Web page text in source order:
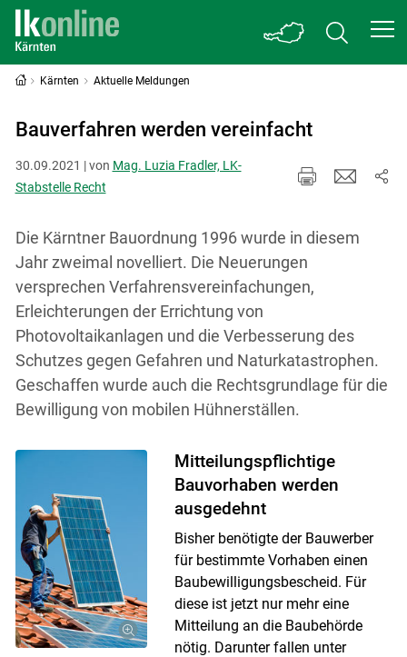
Kärnten Aktuelle Meldungen
Bauverfahren werden vereinfacht
30.09.2021 | von Mag. Luzia Fradler, LK-
Stabstelle Recht
Die Kärntner Bauordnung 1996 wurde in diesem
Jahr zweimal novelliert. Die Neuerungen
versprechen Verfahrensvereinfachungen,
Erleichterungen der Errichtung von
Photovoltaikanlagen und die Verbesserung des
Schutzes gegen Gefahren und Naturkatastrophen.
Geschaffen wurde auch die Rechtsgrundlage für die
Bewilligung von mobilen Hühnerställen.
Mitteilungspflichtige
Bauvorhaben werden
ausgedehnt
Bisher benötigte der Bauwerber
für bestimmte Vorhaben einen
Baubewilligungsbescheid. Für
diese ist jetzt nur mehr eine
Mitteilung an die Baubehörde
nötig. Darunter fallen unter